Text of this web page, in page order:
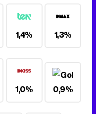
1,4% 1,3%
1,0% 0,9%